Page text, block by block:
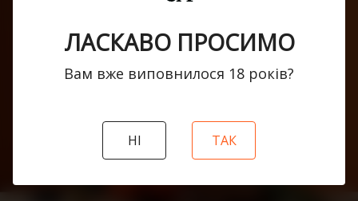
ЛАСКАВО ПРОСИМО
Вам вже виповнилося 18 рокiв?
НI ТАК
Villa UA